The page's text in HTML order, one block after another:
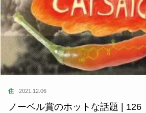
住 2021.12.06
ノーベル賞のホットな話題 | 126